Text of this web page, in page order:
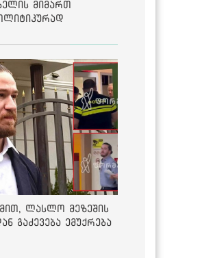
მიმართ
დაარეგისტრირა
ლასლო მეზეშის
გაძევება ემუქრება